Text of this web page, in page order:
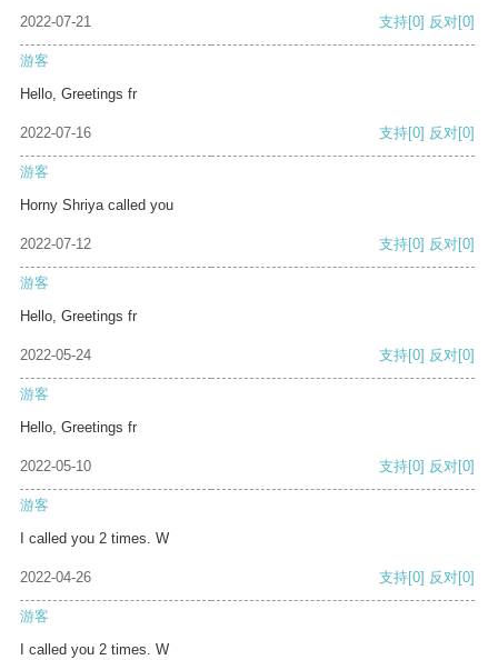
2022-07-21 支持[0] 反对[0]
游客
Hello, Greetings fr
2022-07-16 支持[0] 反对[0]
游客
Horny Shriya called you
2022-07-12 支持[0] 反对[0]
游客
Hello, Greetings fr
2022-05-24 支持[0] 反对[0]
游客
Hello, Greetings fr
2022-05-10 支持[0] 反对[0]
游客
I called you 2 times. W
2022-04-26 支持[0] 反对[0]
游客
I called you 2 times. W